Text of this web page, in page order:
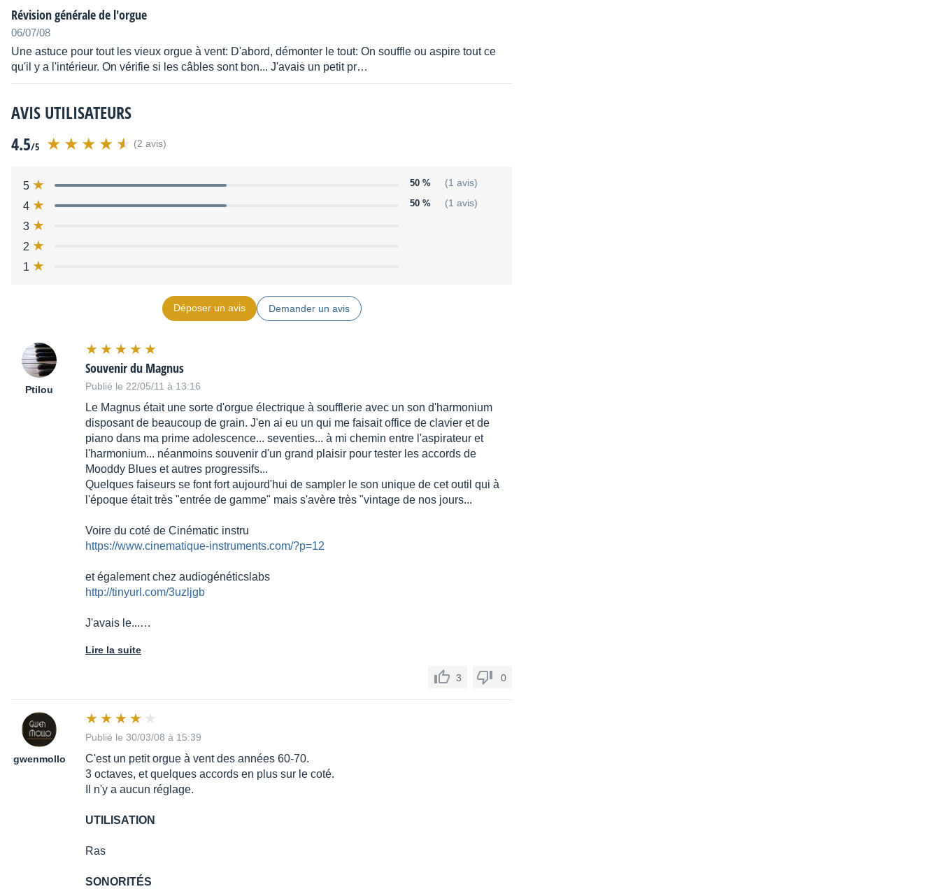
Révision générale de l'orgue
06/07/08
Une astuce pour tout les vieux orgue à vent: D'abord, démonter le tout: On souffle ou aspire tout ce
qu'il y a l'intérieur. On vérifie si les câbles sont bon... J'avais un petit pr…
AVIS UTILISATEURS
4.5/5 (2 avis)
5 50 % (1 avis)
4 50 % (1 avis)
3
2
1
Déposer un avis Demander un avis
Ptilou
Souvenir du Magnus
Publié le 22/05/11 à 13:16
Le Magnus était une sorte d'orgue électrique à soufflerie avec un son d'harmonium
disposant de beaucoup de grain. J'en ai eu un qui me faisait office de clavier et de
piano dans ma prime adolescence... seventies... à mi chemin entre l'aspirateur et
l'harmonium... néanmoins souvenir d'un grand plaisir pour tester les accords de
Mooddy Blues et autres progressifs...
Quelques faiseurs se font fort aujourd'hui de sampler le son unique de cet outil qui à
l'époque était très "entrée de gamme" mais s'avère très "vintage de nos jours...
Voire du coté de Cinématic instru
https://www.cinematique-instruments.com/?p=12
et également chez audiogénéticslabs
http://tinyurl.com/3uzljgb
J'avais le...…
Lire la suite
3 0
gwenmollo
Publié le 30/03/08 à 15:39
C'est un petit orgue à vent des années 60-70.
3 octaves, et quelques accords en plus sur le coté.
Il n'y a aucun réglage.
UTILISATION
Ras
SONORITÉS